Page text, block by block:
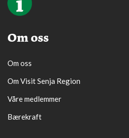
Om oss
Om oss
Om Visit Senja Region
Våre medlemmer
Bærekraft